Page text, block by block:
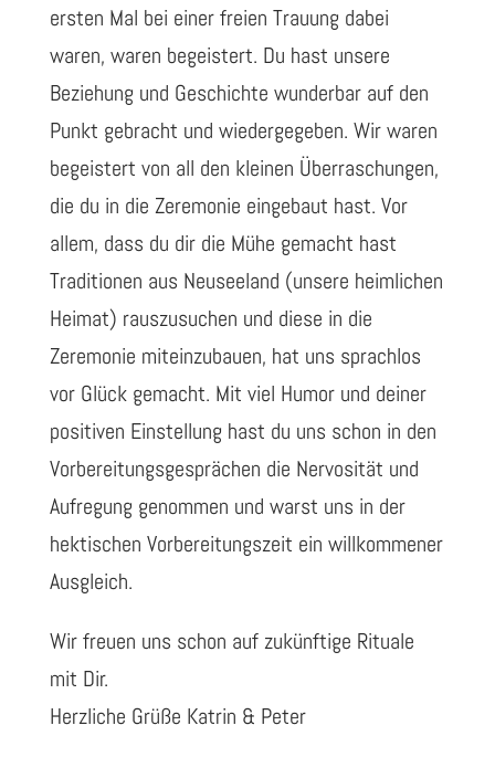
ersten Mal bei einer freien Trauung dabei
waren, waren begeistert. Du hast unsere
Beziehung und Geschichte wunderbar auf den
Punkt gebracht und wiedergegeben. Wir waren
begeistert von all den kleinen Überraschungen,
die du in die Zeremonie eingebaut hast. Vor
allem, dass du dir die Mühe gemacht hast
Traditionen aus Neuseeland (unsere heimlichen
Heimat) rauszusuchen und diese in die
Zeremonie miteinzubauen, hat uns sprachlos
vor Glück gemacht. Mit viel Humor und deiner
positiven Einstellung hast du uns schon in den
Vorbereitungsgesprächen die Nervosität und
Aufregung genommen und warst uns in der
hektischen Vorbereitungszeit ein willkommener
Ausgleich.
Wir freuen uns schon auf zukünftige Rituale
mit Dir.
Herzliche Grüße Katrin & Peter